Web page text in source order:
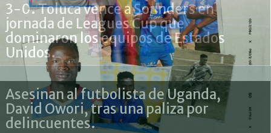
Asesinan al futbolista de Uganda,
David Owori, tras una paliza por
delincuentes.